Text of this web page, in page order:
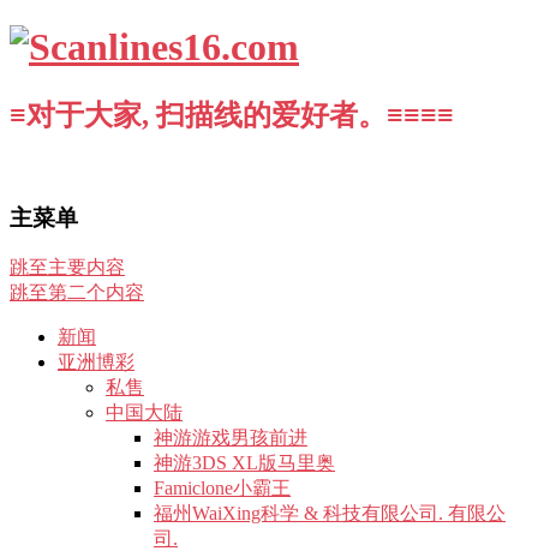
≡对于大家, 扫描线的爱好者。≡≡≡≡
主菜单
跳至主要内容
跳至第二个内容
新闻
亚洲博彩
私售
中国大陆
神游游戏男孩前进
神游3DS XL版马里奥
Famiclone小霸王
福州WaiXing科学 & 科技有限公司. 有限公
司.